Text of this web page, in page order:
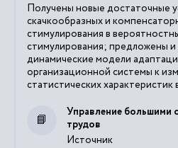
Получены новые достаточные
скачкообразных и
стимулирования в
стимулирования; предложены
динамические модели
организационной системы к
статистических
Источник
Управление большими
трудов